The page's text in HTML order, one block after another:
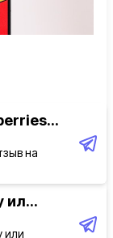
и
спорта,
на
ил...
или